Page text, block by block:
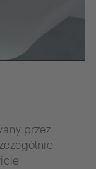
przez